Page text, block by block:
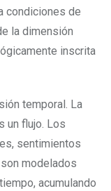
condiciones de
la dimensión
inscrita
temporal. La
un flujo. Los
sentimientos
modelados
acumulando